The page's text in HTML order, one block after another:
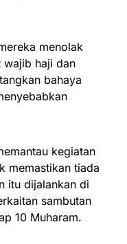
menolak
wajib haji dan
bahaya
kegiatan
memastikan tiada
itu dijalankan di
sambutan
10 Muharam.